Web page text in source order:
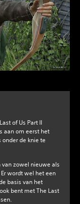
of Us Part II
aan om eerst het
onder de knie te
zowel nieuwe als
wordt wel het een
basis van het
bent met The Last